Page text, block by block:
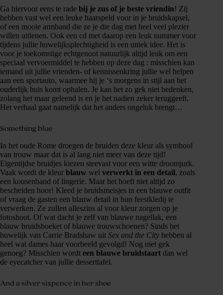
Ga hiervoor eens te rade bij je zus of je beste vriendin! Zij
hebben vast wel een leuke haarspeld voor in je bruidskapsel,
of een mooie armband die ze je die dag met heel veel plezier
willen uitlenen. Ook een cd met daarop een leuk nummer voor
tijdens jullie huwelijksplechtigheid is een uniek idee. Het is
voor je toekomstige echtgenoot natuurlijk altijd leuk om een
speciaal vervoermiddel te hebben op deze dag : misschien kan
iemand uit jullie vrienden- of kennissenkring jullie wel helpen
aan een sportauto, waarmee hij je ‘s morgens in stijl aan het
ouderlijk huis komt ophalen. Je kan het zo gek niet bedenken,
zolang het maar geleend is en je het nadien zeker teruggeeft.
Het verhaal gaat namelijk dat het anders ongeluk brengt…
Something blue
In het oude Rome droegen de bruiden deze kleur als symbool
van trouw maar dat is al lang niet meer van deze tijd!
Eigentijdse bruidjes kiezen steevast voor een witte droomjurk.
Vaak wordt de kleur blauw wel verwerkt in een detail, zoals
een kousenband of lingerie. Maar het hoeft niet altijd zo
bescheiden hoor! Kleed je bruidsmeisjes in een blauwe outfit
of vraag de gasten een blauw detail in hun feestkledij te
verwerken. Ze zullen alleszins al voor kleur zorgen op je
fotoshoot. Of wat dacht je zelf van blauwe nagellak, een
blauw bruidsboeket of blauwe trouwschoenen? Sinds het
huwelijk van Carrie Bradshaw uit Sex and the City hebben al
heel wat dames haar voorbeeld gevolgd! Nog niet gek
genoeg? Misschien wordt een blauwe bruidstaart dan wel
de eyecatcher van jullie desserttafel.
And a silver sixpence in her shoe